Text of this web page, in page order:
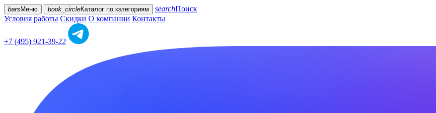
bars Меню book_circleКаталог по категориям searchПоиск
Условия работы Скидки О компании Контакты
+7 (495) 921-39-22